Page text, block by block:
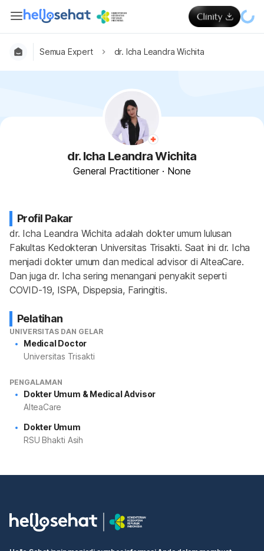
Semua Expert dr. Icha Leandra Wichita
dr. Icha Leandra Wichita
General Practitioner · None
Profil Pakar
dr. Icha Leandra Wichita adalah dokter umum lulusan
Fakultas Kedokteran Universitas Trisakti. Saat ini dr. Icha
menjadi dokter umum dan medical advisor di AlteaCare.
Dan juga dr. Icha sering menangani penyakit seperti
COVID-19, ISPA, Dispepsia, Faringitis.
Pelatihan
UNIVERSITAS DAN GELAR
Medical Doctor
Universitas Trisakti
PENGALAMAN
Dokter Umum & Medical Advisor
AlteaCare
Dokter Umum
RSU Bhakti Asih